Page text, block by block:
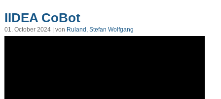
IIDEA CoBot
01. October 2024 | von Ruland, Stefan Wolfgang